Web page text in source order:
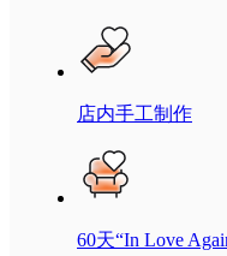
店内手工制作
60天“In Love